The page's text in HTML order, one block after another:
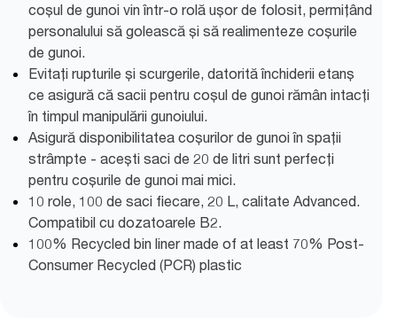
coșul de gunoi vin într-o rolă ușor de folosit, permițând
personalului să golească și să realimenteze coșurile
de gunoi.
Evitați rupturile și scurgerile, datorită închiderii etanș
ce asigură că sacii pentru coșul de gunoi rămân intacți
în timpul manipulării gunoiului.
Asigură disponibilitatea coșurilor de gunoi în spații
strâmpte - acești saci de 20 de litri sunt perfecți
pentru coșurile de gunoi mai mici.
10 role, 100 de saci fiecare, 20 L, calitate Advanced.
Compatibil cu dozatoarele B2.
100% Recycled bin liner made of at least 70% Post-
Consumer Recycled (PCR) plastic